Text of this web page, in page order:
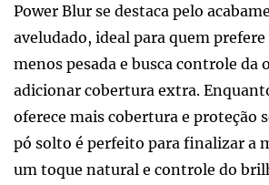
Power Blur se destaca pelo
aveludado, ideal para quem
menos pesada e busca controle da
adicionar cobertura extra.
oferece mais cobertura e proteção
pó solto é perfeito para finalizar a
um toque natural e controle do